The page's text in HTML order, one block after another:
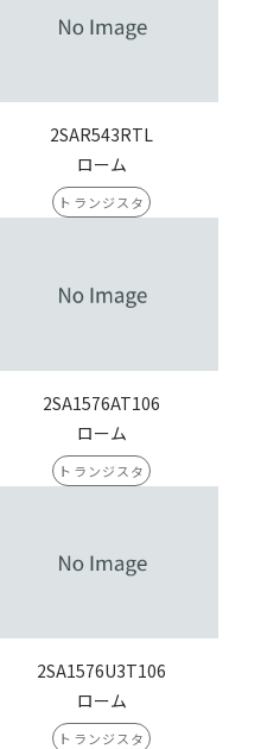
2SAR543RTL
ローム
トランジスタ
2SA1576AT106
ローム
トランジスタ
2SA1576U3T106
ローム
トランジスタ